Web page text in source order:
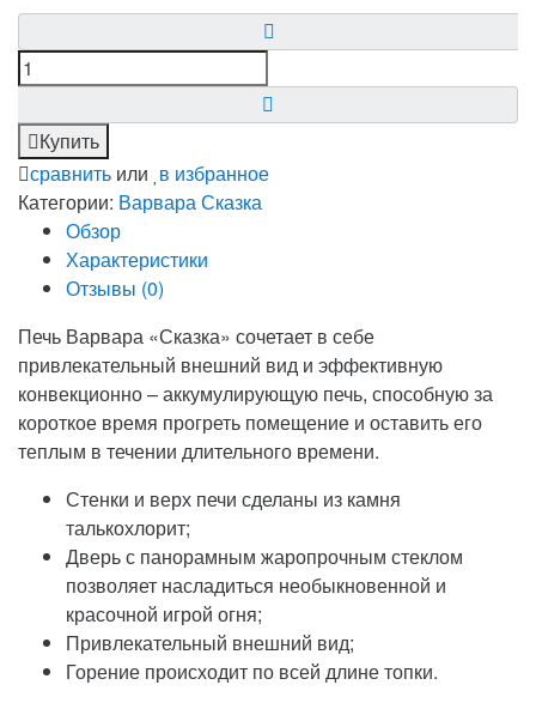
Купить
сравнить или в избранное
Категории: ВарвараСказка
Обзор
Характеристики
Отзывы (0)
Печь Варвара «Сказка» сочетает в себе
привлекательный внешний вид и эффективную
конвекционно – аккумулирующую печь, способную за
короткое время прогреть помещение и оставить его
теплым в течении длительного времени.
Стенки и верх печи сделаны из камня
талькохлорит;
Дверь с панорамным жаропрочным стеклом
позволяет насладиться необыкновенной и
красочной игрой огня;
Привлекательный внешний вид;
Горение происходит по всей длине топки.